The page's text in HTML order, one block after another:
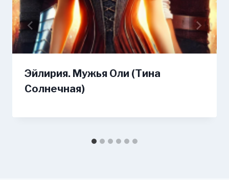
Эйлирия. Мужья Оли (Тина
Солнечная)